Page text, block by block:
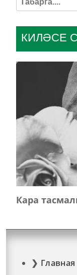
КИЛӘСЕ
Кара
Главная